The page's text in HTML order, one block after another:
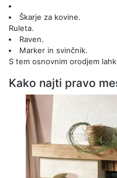
Škarje za kovine.
Ruleta.
Raven.
Marker in svinčnik.
S tem osnovnim orodjem
Kako najti pravo